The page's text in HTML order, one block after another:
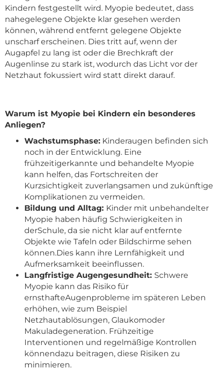
Kindern festgestellt wird. Myopie bedeutet, dass
nahegelegene Objekte klar gesehen werden
können, während entfernt gelegene Objekte
unscharf erscheinen. Dies tritt auf, wenn der
Augapfel zu lang ist oder die Brechkraft der
Augenlinse zu stark ist, wodurch das Licht vor der
Netzhaut fokussiert wird statt direkt darauf.
Warum ist Myopie bei Kindern ein besonderes
Anliegen?
Wachstumsphase: Kinderaugen befinden sich
noch in der Entwicklung. Eine
frühzeitigerkannte und behandelte Myopie
kann helfen, das Fortschreiten der
Kurzsichtigkeit zuverlangsamen und zukünftige
Komplikationen zu vermeiden.
Bildung und Alltag: Kinder mit unbehandelter
Myopie haben häufig Schwierigkeiten in
derSchule, da sie nicht klar auf entfernte
Objekte wie Tafeln oder Bildschirme sehen
können.Dies kann ihre Lernfähigkeit und
Aufmerksamkeit beeinflussen.
Langfristige Augengesundheit: Schwere
Myopie kann das Risiko für
ernsthafteAugenprobleme im späteren Leben
erhöhen, wie zum Beispiel
Netzhautablösungen, Glaukomoder
Makuladegeneration. Frühzeitige
Interventionen und regelmäßige Kontrollen
könnendazu beitragen, diese Risiken zu
minimieren.